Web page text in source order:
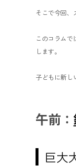
そこで今回、
このコラム
します。
子どもに新し
午前：
巨大